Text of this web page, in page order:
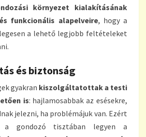
környezet kialakításának
funkcionális alapelveire, hogy a
a lehető legjobb feltételeket
és biztonság
gyakran kiszolgáltatottak a testi
is: hajlamosabbak az esésekre,
jelezni, ha problémájuk van. Ezért
a gondozó tisztában legyen a